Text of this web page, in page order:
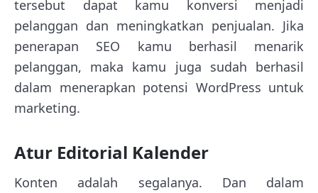
tersebut dapat kamu konversi menjadi
pelanggan dan meningkatkan penjualan. Jika
penerapan SEO kamu berhasil menarik
pelanggan, maka kamu juga sudah berhasil
dalam menerapkan potensi WordPress untuk
marketing.
Atur Editorial Kalender
Konten adalah segalanya. Dan dalam